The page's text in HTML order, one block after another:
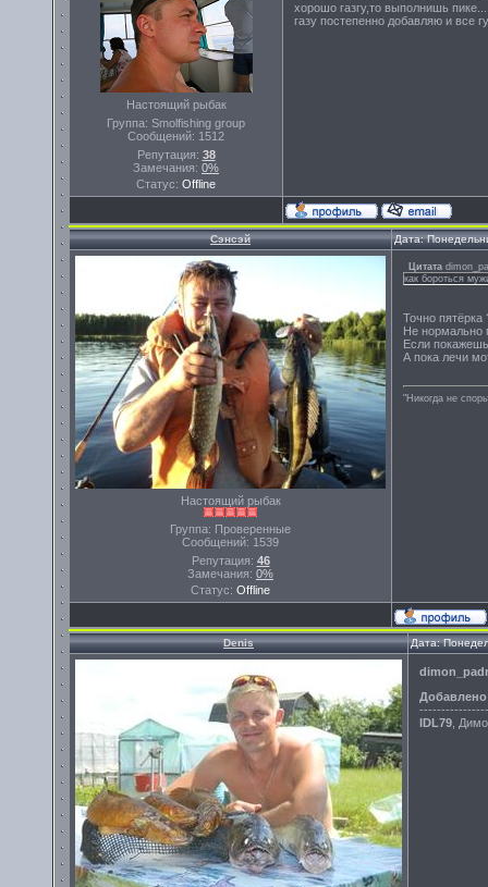
Настоящий рыбак
Группа: Smolfishing group
Сообщений: 1512
Репутация: 38
Замечания: 0%
Статус: Offline
хорошо газгу,то выполнишь
газу постепенно добавляю и все
Сэнсэй Дата:
Настоящий рыбак
Группа: Проверенные
Сообщений: 1539
Репутация: 46
Замечания: 0%
Статус: Offline
Цитата
как бороться
Точно пятёрка
Не нормально
Если
А пока лечи
"Никогда не
Denis Дата:
Добавлено
IDL79 ,